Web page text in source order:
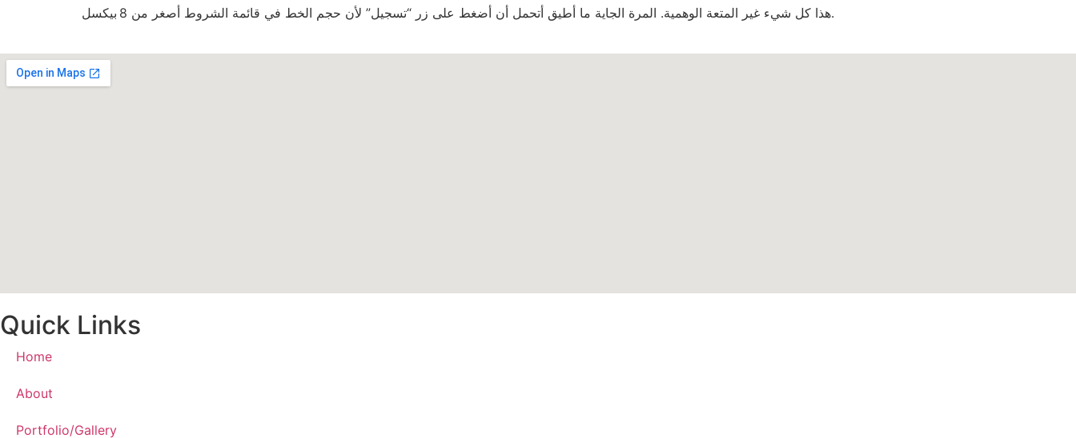
هذا كل شيء غير المتعة الوهمية. المرة الجاية ما أطيق أتحمل أن أضغط على زر “تسجيل” لأن حجم الخط في قائمة الشروط أصغر من 8 بيكسل.
Quick Links
Home
About
Portfolio/Gallery